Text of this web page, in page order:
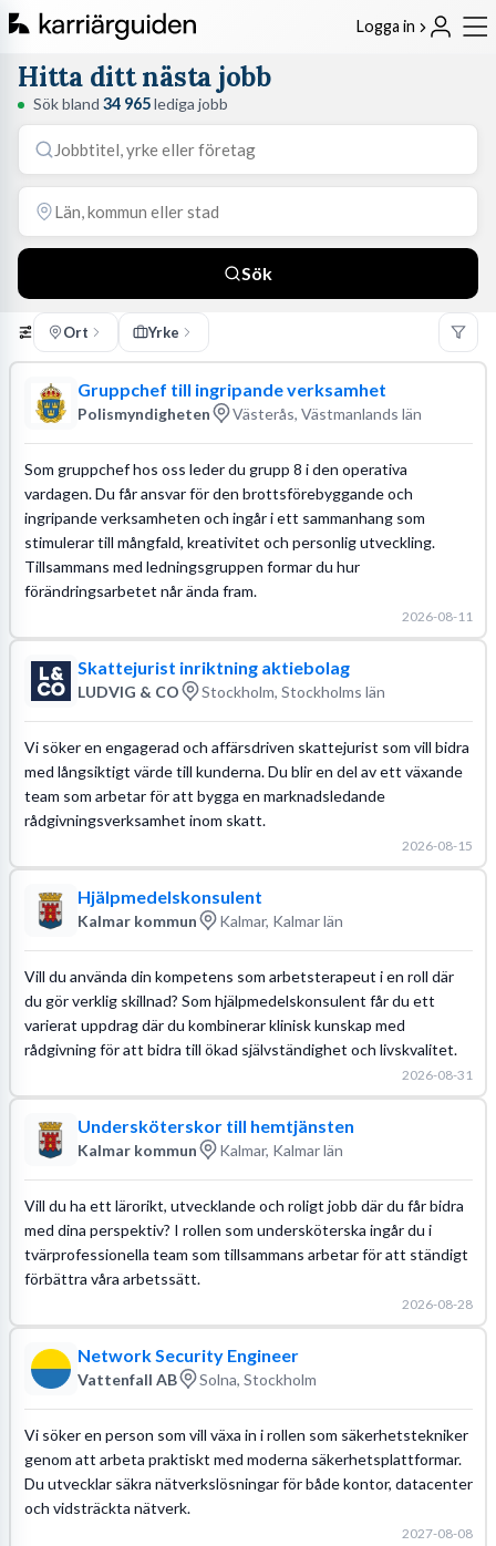
Logga in
Hitta ditt nästa jobb
Sök bland 34 965lediga jobb
Sök
Ort Yrke
Gruppchef till ingripande verksamhet
Polismyndigheten Västerås, Västmanlands län
Som gruppchef hos oss leder du grupp 8 i den operativa
vardagen. Du får ansvar för den brottsförebyggande och
ingripande verksamheten och ingår i ett sammanhang som
stimulerar till mångfald, kreativitet och personlig utveckling.
Tillsammans med ledningsgruppen formar du hur
förändringsarbetet når ända fram.
2026-08-11
Skattejurist inriktning aktiebolag
LUDVIG & CO Stockholm, Stockholms län
Vi söker en engagerad och affärsdriven skattejurist som vill bidra
med långsiktigt värde till kunderna. Du blir en del av ett växande
team som arbetar för att bygga en marknadsledande
rådgivningsverksamhet inom skatt.
2026-08-15
Hjälpmedelskonsulent
Kalmar kommun Kalmar, Kalmar län
Vill du använda din kompetens som arbetsterapeut i en roll där
du gör verklig skillnad? Som hjälpmedelskonsulent får du ett
varierat uppdrag där du kombinerar klinisk kunskap med
rådgivning för att bidra till ökad självständighet och livskvalitet.
2026-08-31
Undersköterskor till hemtjänsten
Kalmar kommun Kalmar, Kalmar län
Vill du ha ett lärorikt, utvecklande och roligt jobb där du får bidra
med dina perspektiv? I rollen som undersköterska ingår du i
tvärprofessionella team som tillsammans arbetar för att ständigt
förbättra våra arbetssätt.
2026-08-28
Network Security Engineer
Vattenfall AB Solna, Stockholm
Vi söker en person som vill växa in i rollen som säkerhetstekniker
genom att arbeta praktiskt med moderna säkerhetsplattformar.
Du utvecklar säkra nätverkslösningar för både kontor, datacenter
och vidsträckta nätverk.
2027-08-08